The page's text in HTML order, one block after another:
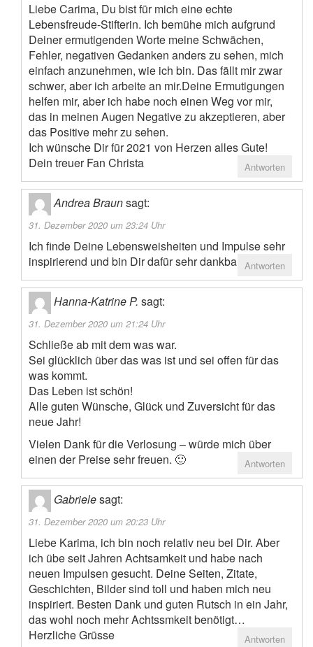
Liebe Carima, Du bist für mich eine echte
Lebensfreude-Stifterin. Ich bemühe mich aufgrund
Deiner ermutigenden Worte meine Schwächen,
Fehler, negativen Gedanken anders zu sehen, mich
einfach anzunehmen, wie ich bin. Das fällt mir zwar
schwer, aber ich arbeite an mir.Deine Ermutigungen
helfen mir, aber ich habe noch einen Weg vor mir,
das in meinen Augen Negative zu akzeptieren, aber
das Positive mehr zu sehen.
Ich wünsche Dir für 2021 von Herzen alles Gute!
Dein treuer Fan Christa
Antworten
Andrea Braunsagt:
31. Dezember 2020 um 23:24 Uhr
Ich finde Deine Lebensweisheiten und Impulse sehr
inspirierend und bin Dir dafür sehr dankbar. Antworten
Hanna-Katrine P. sagt:
31. Dezember 2020 um 21:24 Uhr
Schließe ab mit dem was war.
Sei glücklich über das was ist und sei offen für das
was kommt.
Das Leben ist schön!
Alle guten Wünsche, Glück und Zuversicht für das
neue Jahr!
Vielen Dank für die Verlosung – würde mich über
einen der Preise sehr freuen. 🙂
Antworten
Gabrielesagt:
31. Dezember 2020 um 20:23 Uhr
Liebe Karima, ich bin noch relativ neu bei Dir. Aber
ich übe seit Jahren Achtsamkeit und habe nach
neuen Impulsen gesucht. Deine Seiten, Zitate,
Geschichten, Bilder sind toll und haben mich neu
inspiriert. Besten Dank und guten Rutsch in ein Jahr,
das wohl noch mehr Achtssmkeit benötigt…
Herzliche Grüsse
Antworten